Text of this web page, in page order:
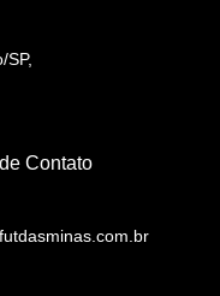
SP,
Contato